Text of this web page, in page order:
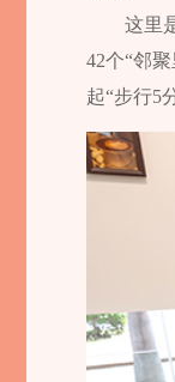
这里
42个“邻
起“步行5